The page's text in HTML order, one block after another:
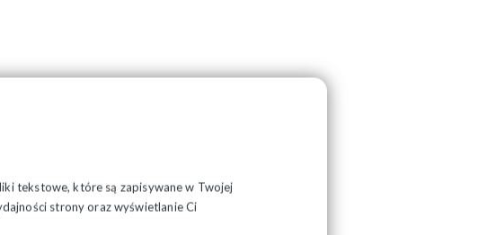
tekstowe, które są zapisywane w Twojej
strony oraz wyświetlanie Ci